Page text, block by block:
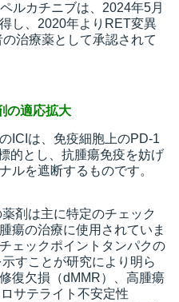
ルカチニブは、2024年5月
し、2020年よりRET変異
治療薬として承認されて
の適応拡大
ICIは、免疫細胞上のPD-1
的とし、抗腫瘍免疫を妨げ
ルを遮断するものです。
剤は主に特定のチェック
瘍の治療に使用されていま
ェックポイントタンパクの
すことが研究により明ら
復欠損（dMMR）、高腫瘍
サテライト不安定性